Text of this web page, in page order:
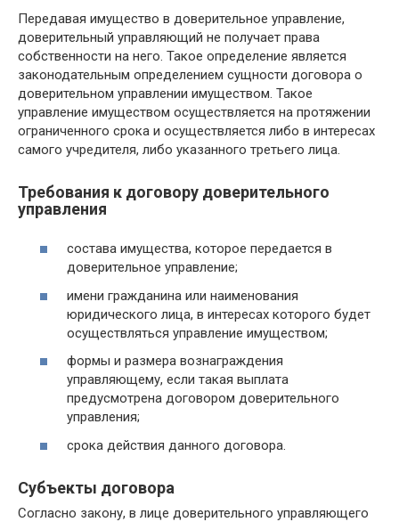
Передавая имущество в доверительное управление,
доверительный управляющий не получает права
собственности на него. Такое определение является
законодательным определением сущности договора о
доверительном управлении имуществом. Такое
управление имуществом осуществляется на протяжении
ограниченного срока и осуществляется либо в интересах
самого учредителя, либо указанного третьего лица.
Требования к договору доверительного
управления
состава имущества, которое передается в
доверительное управление;
имени гражданина или наименования
юридического лица, в интересах которого будет
осуществляться управление имуществом;
формы и размера вознаграждения
управляющему, если такая выплата
предусмотрена договором доверительного
управления;
срока действия данного договора.
Субъекты договора
Согласно закону, в лице доверительного управляющего